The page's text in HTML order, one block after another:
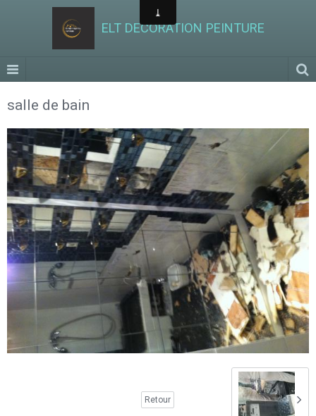
ELT DECORATION PEINTURE
salle de bain
Retour